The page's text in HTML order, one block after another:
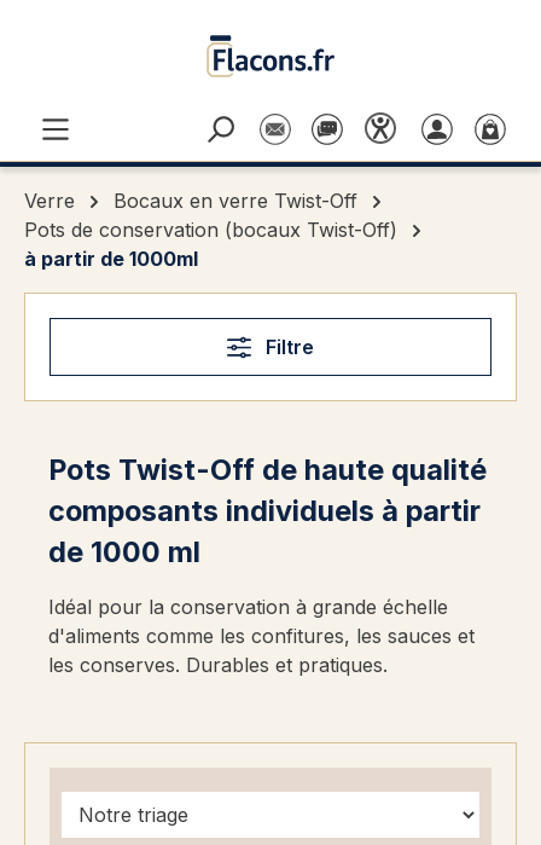
Verre
Bocaux en verre Twist-Off
Pots de conservation (bocaux Twist-Off)
à partir de 1000ml
Filtre
Pots Twist-Off de haute qualité
composants individuels à partir
de 1000 ml
Idéal pour la conservation à grande échelle
d'aliments comme les confitures, les sauces et
les conserves. Durables et pratiques.